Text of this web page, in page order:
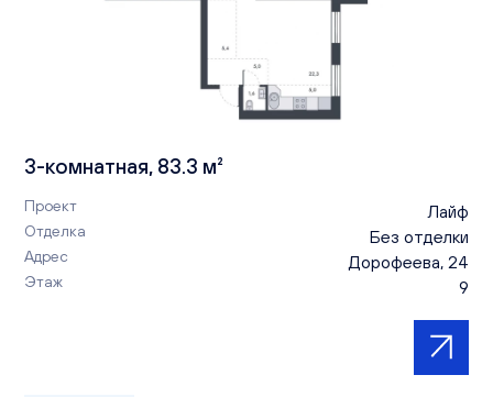
3-комнатная, 83.3 м²
Проект Лайф
Отделка Без отделки
Адрес Дорофеева, 24
Этаж 9